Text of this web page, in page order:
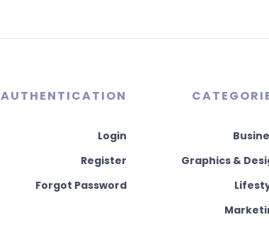
Graphics &
AUTHENTICATION
Login
Register
Forgot Password